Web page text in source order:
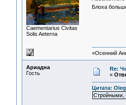
Сaementarius Civitas
Solis Aeterna
Блоха
«Осенний
Ариадна
Гость
Re:
«
Цитата:
Стройными,